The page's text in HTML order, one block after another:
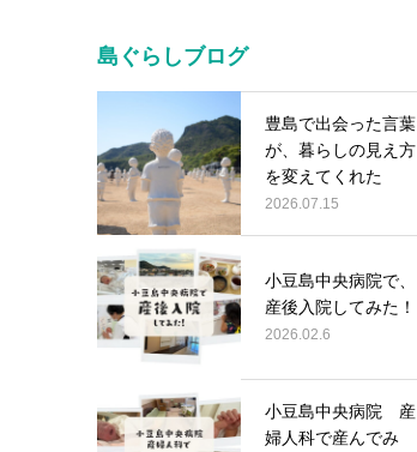
島ぐらしブログ
豊島で出会った言葉
が、暮らしの見え方
を変えてくれた
2026.07.15
小豆島中央病院で、
産後入院してみた！
2026.02.6
小豆島中央病院 産
婦人科で産んでみ